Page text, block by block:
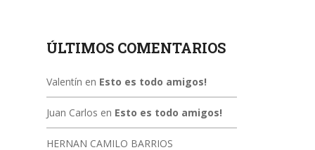
ÚLTIMOS COMENTARIOS
Valentín en Esto es todo amigos!
Juan Carlos en Esto es todo amigos!
HERNAN CAMILO BARRIOS